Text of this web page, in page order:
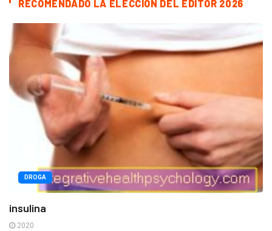
RECOMENDADO LA ELECCIÓN DEL EDITOR 2026
DROGA
insulina
2020